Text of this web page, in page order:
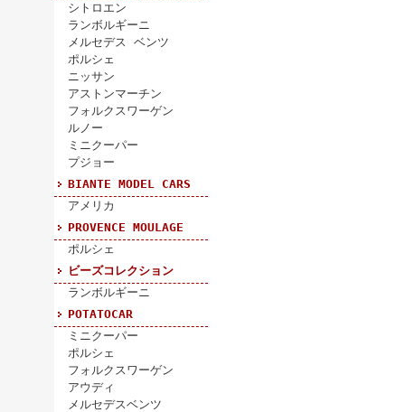
シトロエン
ランボルギーニ
メルセデス ベンツ
ポルシェ
ニッサン
アストンマーチン
フォルクスワーゲン
ルノー
ミニクーパー
プジョー
BIANTE MODEL CARS
アメリカ
PROVENCE MOULAGE
ポルシェ
ビーズコレクション
ランボルギーニ
POTATOCAR
ミニクーパー
ポルシェ
フォルクスワーゲン
アウディ
メルセデスベンツ